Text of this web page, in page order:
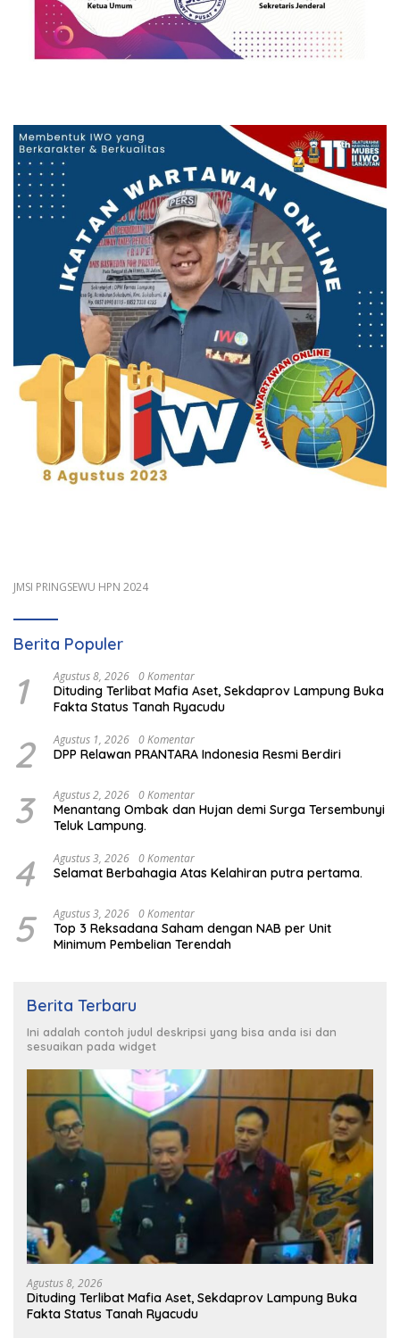
JMSI PRINGSEWU HPN 2024
Berita Populer
1 Agustus 8, 2026 0 Komentar
Dituding Terlibat Mafia Aset, Sekdaprov Lampung Buka
Fakta Status Tanah Ryacudu
2 Agustus 1, 2026 0 Komentar
DPP Relawan PRANTARA Indonesia Resmi Berdiri
3 Agustus 2, 2026 0 Komentar
Menantang Ombak dan Hujan demi Surga Tersembunyi
Teluk Lampung.
4 Agustus 3, 2026 0 Komentar
Selamat Berbahagia Atas Kelahiran putra pertama.
5 Agustus 3, 2026 0 Komentar
Top 3 Reksadana Saham dengan NAB per Unit
Minimum Pembelian Terendah
Berita Terbaru
Ini adalah contoh judul deskripsi yang bisa anda isi dan
sesuaikan pada widget
Agustus 8, 2026
Dituding Terlibat Mafia Aset, Sekdaprov Lampung Buka
Fakta Status Tanah Ryacudu